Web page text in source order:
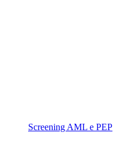
Screening AML e PEP